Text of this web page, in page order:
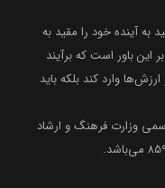
آینده خود را مقید به
باور است که برآیند
وارد کند بلکه باید
وزارت فرهنگ و ارشاد